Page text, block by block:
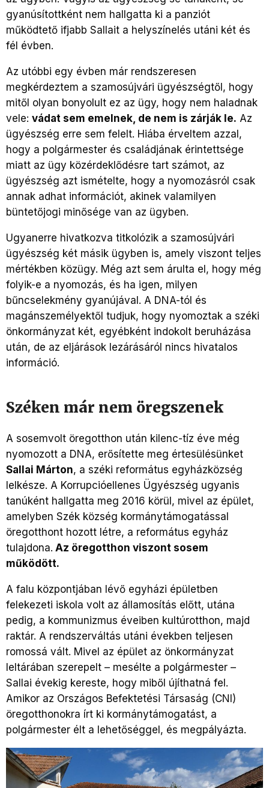
gyanúsítottként nem hallgatta ki a panziót
működtető ifjabb Sallait a helyszínelés utáni két és
fél évben.
Az utóbbi egy évben már rendszeresen
megkérdeztem a szamosújvári ügyészségtől, hogy
mitől olyan bonyolult ez az ügy, hogy nem haladnak
vele: vádat sem emelnek, de nem is zárják le. Az
ügyészség erre sem felelt. Hiába érveltem azzal,
hogy a polgármester és családjának érintettsége
miatt az ügy közérdeklődésre tart számot, az
ügyészség azt ismételte, hogy a nyomozásról csak
annak adhat információt, akinek valamilyen
büntetőjogi minősége van az ügyben.
Ugyanerre hivatkozva titkolózik a szamosújvári
ügyészség két másik ügyben is, amely viszont teljes
mértékben közügy. Még azt sem árulta el, hogy még
folyik-e a nyomozás, és ha igen, milyen
bűncselekmény gyanújával. A DNA-tól és
magánszemélyektől tudjuk, hogy nyomoztak a széki
önkormányzat két, egyébként indokolt beruházása
után, de az eljárások lezárásáról nincs hivatalos
információ.
Széken már nem öregszenek
A sosemvolt öregotthon után kilenc-tíz éve még
nyomozott a DNA, erősítette meg értesülésünket
Sallai Márton, a széki református egyházközség
lelkésze. A Korrupcióellenes Ügyészség ugyanis
tanúként hallgatta meg 2016 körül, mivel az épület,
amelyben Szék község kormánytámogatással
öregotthont hozott létre, a református egyház
tulajdona. Az öregotthon viszont sosem
működött.
A falu központjában lévő egyházi épületben
felekezeti iskola volt az államosítás előtt, utána
pedig, a kommunizmus éveiben kultúrotthon, majd
raktár. A rendszerváltás utáni években teljesen
romossá vált. Mivel az épület az önkormányzat
leltárában szerepelt – mesélte a polgármester –
Sallai évekig kereste, hogy miből újíthatná fel.
Amikor az Országos Befektetési Társaság (CNI)
öregotthonokra írt ki kormánytámogatást, a
polgármester élt a lehetőséggel, és megpályázta.